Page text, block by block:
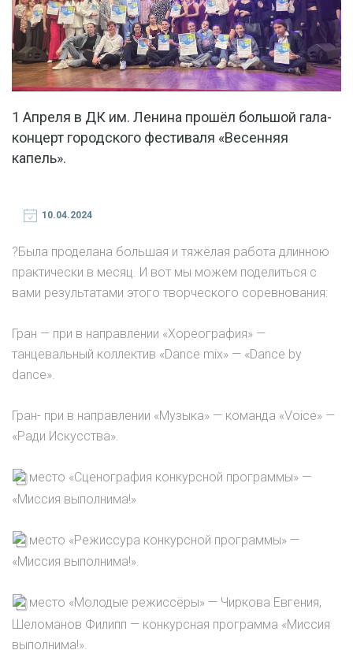
1 Апреля в ДК им. Ленина прошёл большой гала-
концерт городского фестиваля «Весенняя
капель».
10.04.2024
?Была проделана большая и тяжёлая работа длинною
практически в месяц. И вот мы можем поделиться с
вами результатами этого творческого соревнования:
Гран — при в направлении «Хореография» —
танцевальный коллектив «Dance mix» — «Dance by
dance».
Гран- при в направлении «Музыка» — команда «Voice» —
«Ради Искусства».
место «Сценография конкурсной программы» —
«Миссия выполнима!»
место «Режиссура конкурсной программы» —
«Миссия выполнима!».
место «Молодые режиссёры» — Чиркова Евгения,
Шеломанов Филипп — конкурсная программа «Миссия
выполнима!».